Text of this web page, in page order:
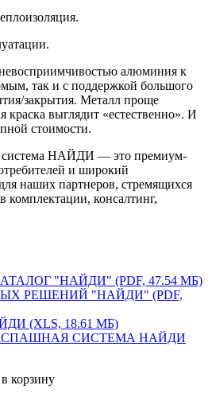
алюминия к
так и с поддержкой большого
закрытия. Металл проще
краска выглядит «естественно». И
стоимости.
система НАЙДИ — это премиум-
и широкий
наших партнеров, стремящихся
комплектации, консалтинг,
"НАЙДИ" (PDF, 47.54 МБ)
РЕШЕНИЙ "НАЙДИ" (PDF,
(XLS, 18.61 МБ)
СИСТЕМА НАЙДИ
корзину